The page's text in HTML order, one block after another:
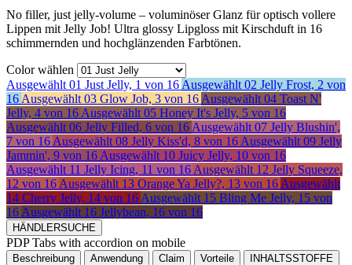
No filler, just jelly-volume – voluminöser Glanz für optisch vollere
Lippen mit Jelly Job! Ultra glossy Lipgloss mit Kirschduft in 16
schimmernden und hochglänzenden Farbtönen.
Color wählen
Ausgewählt 01 Just Jelly, 1 von 16 Ausgewählt 02 Jelly Frost, 2 von
16 Ausgewählt 03 Glow Job, 3 von 16 Ausgewählt 04 Toast N'
Jelly, 4 von 16 Ausgewählt 05 Honey It's Jelly, 5 von 16
Ausgewählt 06 Jelly Filled, 6 von 16 Ausgewählt 07 Jelly Blushin',
7 von 16 Ausgewählt 08 Jelly Kiss'd, 8 von 16 Ausgewählt 09 Jelly
Jammin', 9 von 16 Ausgewählt 10 Juicy Jelly, 10 von 16
Ausgewählt 11 Jelly Icing, 11 von 16 Ausgewählt 12 Jelly Squeeze,
12 von 16 Ausgewählt 13 Orange Ya Jelly?, 13 von 16 Ausgewählt
14 Cherry Jelly, 14 von 16 Ausgewählt 15 Bling Me Jelly, 15 von
16 Ausgewählt 16 Jellybean, 16 von 16
HÄNDLERSUCHE
PDP Tabs with accordion on mobile
Beschreibung Anwendung Claim Vorteile
INHALTSSTOFFE